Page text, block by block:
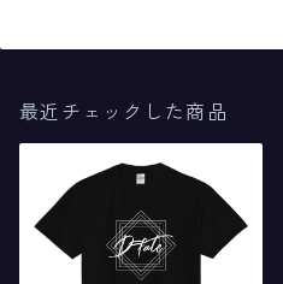
最近チェックした商品